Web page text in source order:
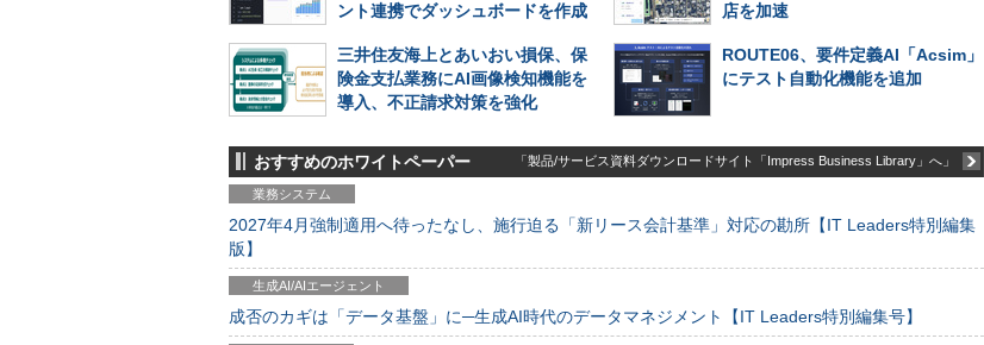
ント連携でダッシュボードを作成
店を加速
三井住友海上とあいおい損保、保
険金支払業務にAI画像検知機能を
導入、不正請求対策を強化
ROUTE06、要件定義AI「Acsim」
にテスト自動化機能を追加
おすすめのホワイトペーパー 「製品/サービス資料ダウンロードサイト「Impress Business Library」へ」
業務システム
2027年4月強制適用へ待ったなし、施行迫る「新リース会計基準」対応の勘所【IT Leaders特別編集
版】
生成AI/AIエージェント
成否のカギは「データ基盤」に─生成AI時代のデータマネジメント【IT Leaders特別編集号】